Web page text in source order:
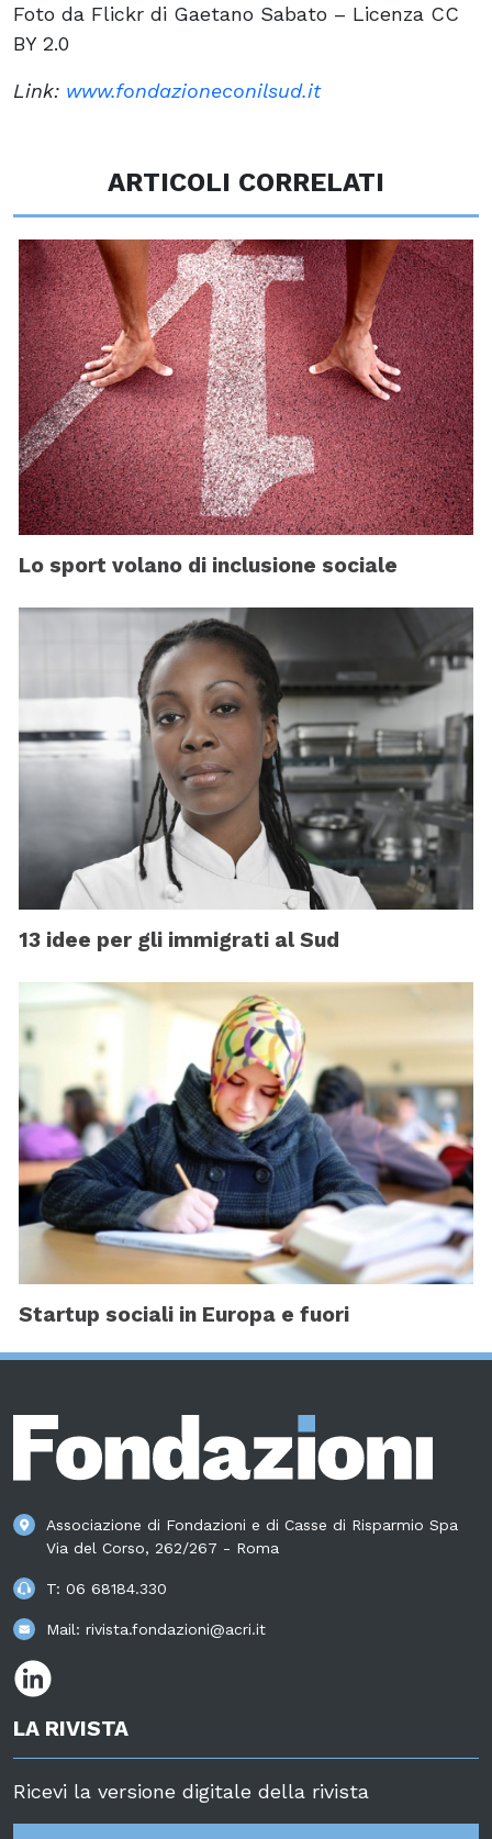
Foto da Flickr di Gaetano Sabato – Licenza CC
BY 2.0
Link: www.fondazioneconilsud.it
ARTICOLI CORRELATI
Lo sport volano di inclusione sociale
13 idee per gli immigrati al Sud
Startup sociali in Europa e fuori
Associazione di Fondazioni e di Casse di Risparmio Spa
Via del Corso, 262/267 - Roma
T: 06 68184.330
Mail: rivista.fondazioni@acri.it
LA RIVISTA
Ricevi la versione digitale della rivista